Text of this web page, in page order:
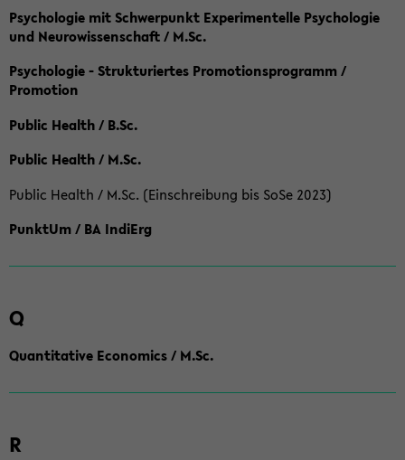
Psychologie mit Schwerpunkt Experimentelle Psychologie
und Neurowissenschaft / M.Sc.
Psychologie - Strukturiertes Promotionsprogramm /
Promotion
Public Health / B.Sc.
Public Health / M.Sc.
Public Health / M.Sc. (Einschreibung bis SoSe 2023)
PunktUm / BA IndiErg
Q
Quantitative Economics / M.Sc.
R